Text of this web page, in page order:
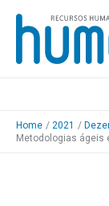
Skip
content
Home 2021
Metodologias ágeis